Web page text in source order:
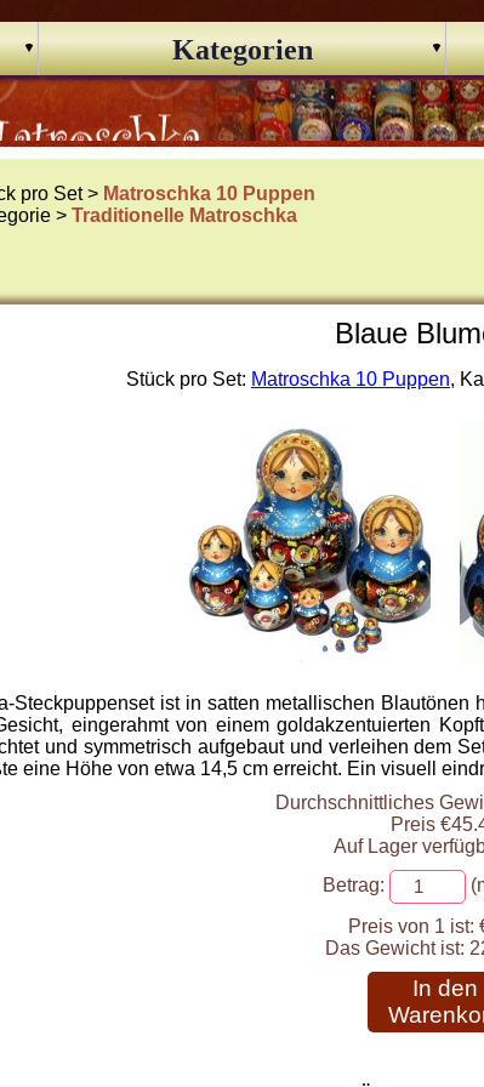
Kategorien
pro Set > Matroschka 10 Puppen
>Traditionelle Matroschka
Blaue
Stück pro Set: Matroschka 10 Puppen,
Steckpuppenset ist in satten metallischen
eingerahmt von einem goldakzentuierten
und symmetrisch aufgebaut und verleihen dem
eine Höhe von etwa 14,5 cm erreicht. Ein visuell
Durchschnittliches
Preis
Auf Lager
Betrag:
Preis von 1 ist:
Das Gewicht ist:
In den